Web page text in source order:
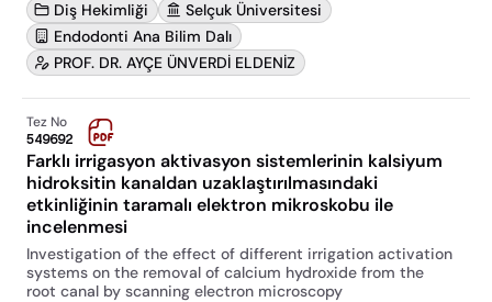
Diş Hekimliği
Selçuk Üniversitesi
Endodonti Ana Bilim Dalı
PROF. DR. AYÇE ÜNVERDİ ELDENİZ
Tez No
549692
Farklı irrigasyon aktivasyon sistemlerinin kalsiyum
hidroksitin kanaldan uzaklaştırılmasındaki
etkinliğinin taramalı elektron mikroskobu ile
incelenmesi
Investigation of the effect of different irrigation activation
systems on the removal of calcium hydroxide from the
root canal by scanning electron microscopy